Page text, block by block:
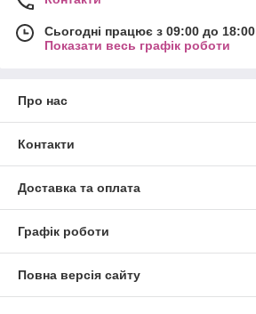
Сьогодні працює з 09:00 до 18:00
Показати весь графік роботи
Про нас
Контакти
Доставка та оплата
Графік роботи
Повна версія сайту